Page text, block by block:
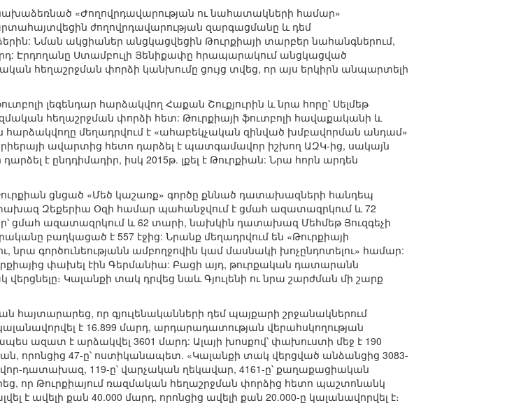
նախաձեռնած «Ժողովրդավարության ու նահատակների համար»
ժողովրդավարության զարգացմանը և դեմ
Նման ակցիաներ անցկացվեցին Թուրքիայի տարբեր նահանգներում,
Էրդողանը Ստամբուլի Յենիքափը հրապարակում անցկացված
հեղաշրջման փորձի կանխումը ցույց տվեց, որ այս երկիրն անպարտելի
լեգենդար հարձակվող Հաքան Շուքյուրին և նրա հորը՝ Սելմեթ
հեղաշրջման փորձի հետ: Թուրքիայի ֆուտբոլի հավաքականի և
հարձակվողը մեղադրվում է «ահաբեկչական զինված խմբավորման անդամ»
ավարտից հետո դարձել է պատգամավոր իշխող ԱԶԿ-ից, սակայն
է ընդդիմադիր, իսկ 2015թ. լքել է Թուրքիան: Նրա հորն արդեն
ցնցած «Մեծ կաշառք» գործը քննած դատախազների հանդեպ
Զեքերիա Օզի համար պահանջվում է ցմահ ազատազրկում և 72
ցմահ ազատազրկում և 62 տարի, նախկին դատախազ Մեհմեթ Յուզգեչի
բաղկացած է 557 էջից: Նրանք մեղադրվում են «Թուրքիայի
գործունեությանն ամբողջովին կամ մասնակի խոչընդոտելու» համար:
փախել էին Գերմանիա: Բացի այդ, թուրքական դատարանն
Կալանքի տակ դրվեց նաև Գյուլենի ու նրա շարժման մի շարք
հայտարարեց, որ գյուլենականների դեմ պայքարի շրջանակներում
է 16.899 մարդ, արդարադատության վերահսկողության
ազատ է արձակվել 3601 մարդ: Ալայի խոսքով՝ փախուստի մեջ է 190
որոնցից 47-ը՝ ոստիկանապետ. «Կալանքի տակ վերցված անձանցից 3083-
դատախազ, 119-ը՝ վարչական ղեկավար, 4161-ը՝ քաղաքացիական
որ Թուրքիայում ռազմական հեղաշրջման փորձից հետո պաշտոնանկ
է ավելի քան 40.000 մարդ, որոնցից ավելի քան 20.000-ը կալանավորվել է։